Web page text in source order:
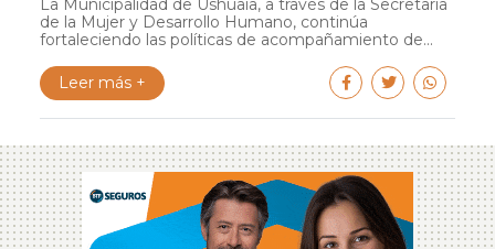
La Municipalidad de Ushuaia, a través de la Secretaría
de la Mujer y Desarrollo Humano, continúa
fortaleciendo las políticas de acompañamiento de...
Leer más +